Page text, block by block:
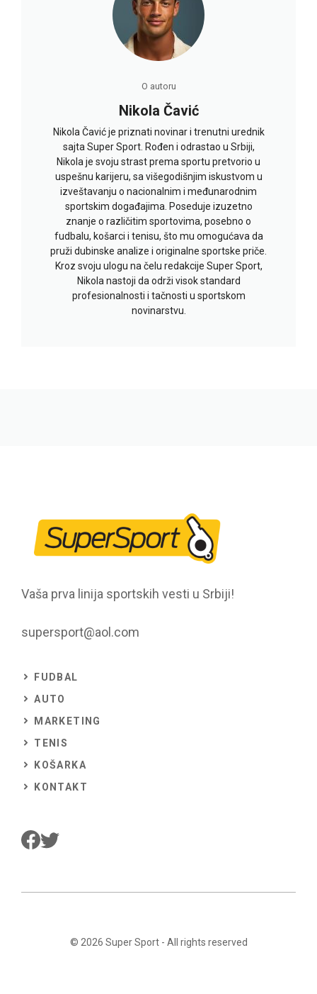
O autoru
Nikola Čavić
Nikola Čavić je priznati novinar i trenutni urednik
sajta Super Sport. Rođen i odrastao u Srbiji,
Nikola je svoju strast prema sportu pretvorio u
uspešnu karijeru, sa višegodišnjim iskustvom u
izveštavanju o nacionalnim i međunarodnim
sportskim događajima. Poseduje izuzetno
znanje o različitim sportovima, posebno o
fudbalu, košarci i tenisu, što mu omogućava da
pruži dubinske analize i originalne sportske priče.
Kroz svoju ulogu na čelu redakcije Super Sport,
Nikola nastoji da održi visok standard
profesionalnosti i tačnosti u sportskom
novinarstvu.
Vaša prva linija sportskih vesti u Srbiji!
supersport@aol.com
FUDBAL
AUTO
MARKETING
TENIS
KOŠARKA
KONTAKT
© 2026 Super Sport- All rights reserved